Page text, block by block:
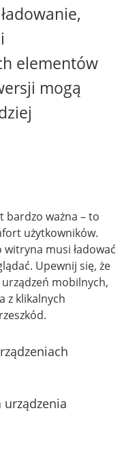
elementów
mogą
ważna – to
użytkowników.
musi ładować
Upewnij się, że
mobilnych,
z klikalnych